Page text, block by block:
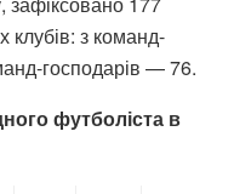
клубів: з команд-
господарів — 76.
футболіста в